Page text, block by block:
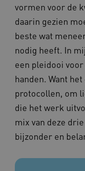
vormen voor de
daarin gezien
beste wat
nodig heeft. In
een pleidooi
handen. Want
protocollen, om
die het werk
mix van deze
bijzonder en